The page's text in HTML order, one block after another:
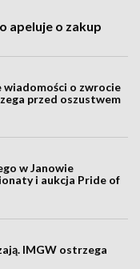
apeluje o zakup
wiadomości o zwrocie
przed oszustwem
w Janowie
i aukcja Pride of
IMGW ostrzega